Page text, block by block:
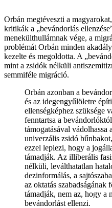
Orbán megtéveszti a
kritikák a „bevándorlás
menekülthullámnak vége, a
problémát Orbán minden
kezelte és megoldotta. A
mint a zsidók nélküli
semmiféle migráció.
Orbán azonban a
és az idegengyűlöletre
ellenségképhez szüksége
fenntartsa a
támogatásával vádolhassa
univerzális zsidó
ezzel leplezi, hogy a
támadják. Az illiberális
nélküli, leválthatatlan
dezinformálás, a
az oktatás szabadságának
támadják, nem az, hogy a
bevándorlást ellenzi.